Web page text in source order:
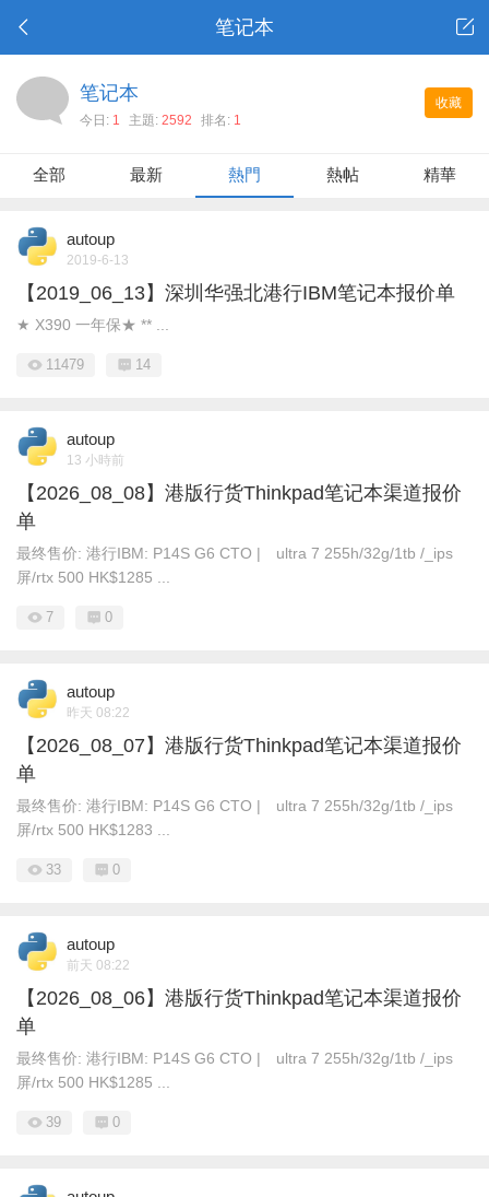
笔记本
收藏
笔记本
今日: 1 主題: 2592 排名: 1
全部 最新 熱門 熱帖 精華
autoup
2019-6-13
【2019_06_13】深圳华强北港行IBM笔记本报价单
★ X390 一年保★ ** ...
11479 14
autoup
13 小時前
【2026_08_08】港版行货Thinkpad笔记本渠道报价
单
最终售价: 港行IBM: P14S G6 CTO | ultra 7 255h/32g/1tb /_ips
屏/rtx 500 HK$1285 ...
7 0
autoup
昨天 08:22
【2026_08_07】港版行货Thinkpad笔记本渠道报价
单
最终售价: 港行IBM: P14S G6 CTO | ultra 7 255h/32g/1tb /_ips
屏/rtx 500 HK$1283 ...
33 0
autoup
前天 08:22
【2026_08_06】港版行货Thinkpad笔记本渠道报价
单
最终售价: 港行IBM: P14S G6 CTO | ultra 7 255h/32g/1tb /_ips
屏/rtx 500 HK$1285 ...
39 0